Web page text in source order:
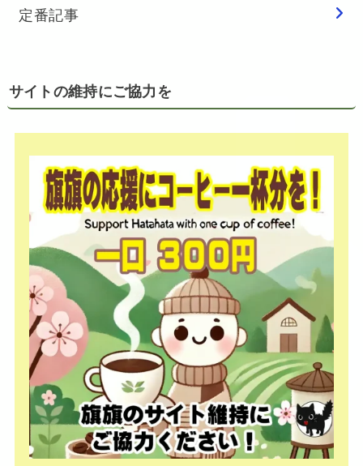
定番記事
サイトの維持にご協力を